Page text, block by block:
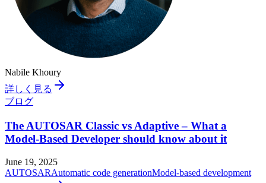
Nabile Khoury
詳しく見る
ブログ
The AUTOSAR Classic vs Adaptive – What a
Model-Based Developer should know about it
June 19, 2025
AUTOSARAutomatic code generationModel-based development